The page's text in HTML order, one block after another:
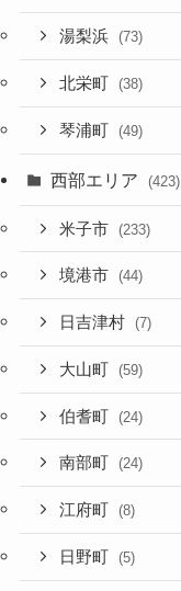
湯梨浜 (73)
北栄町 (38)
琴浦町 (49)
西部エリア (423)
米子市 (233)
境港市 (44)
日吉津村 (7)
大山町 (59)
伯耆町 (24)
南部町 (24)
江府町 (8)
日野町 (5)